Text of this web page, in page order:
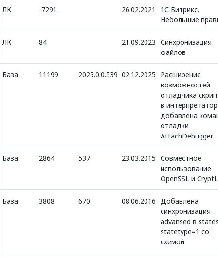
ЛК -7291 26.02.2021
1С Битрикс.
Небольшие
ЛК 84 21.09.2023 Синхронизация
файлов
База 11199 2025.0.0.539 02.12.2025
Расширение
возможностей
отладчика
в интерпретатор
добавлена
отладки
AttachDebugger
База 2864 537 23.03.2015 Совместное
использование
OpenSSL и
База 3808 670 08.06.2016 Добавлена
синхронизация
advansed в
statetype=1 со
схемой